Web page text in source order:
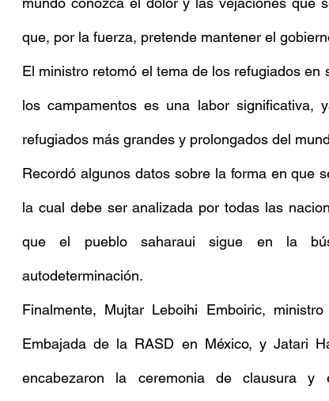
que, por la fuerza, pretende mantener el
El ministro retomó el tema de los refugiados
los campamentos es una labor
refugiados más grandes y prolongados del
Recordó algunos datos sobre la forma en que
la cual debe ser analizada por todas las
que el pueblo saharaui sigue en la
autodeterminación.
Finalmente, Mujtar Leboihi Emboiric,
Embajada de la RASD en México, y Jatari
encabezaron la ceremonia de clausura